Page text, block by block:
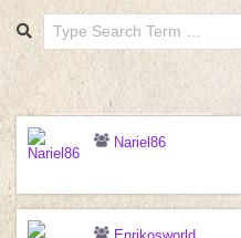
Search
Nariel86